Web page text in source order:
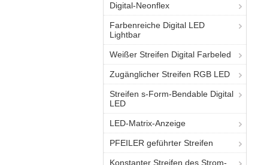
Digital-Neonflex
Farbenreiche Digital LED
Lightbar
Weißer Streifen Digital Farbeled
Zugänglicher Streifen RGB LED
Streifen s-Form-Bendable Digital
LED
LED-Matrix-Anzeige
PFEILER geführter Streifen
Konstanter Streifen des Strom-